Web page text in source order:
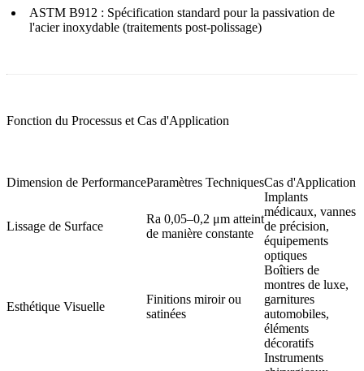
ASTM B912 : Spécification standard pour la passivation de
l'acier inoxydable (traitements post-polissage)
Fonction du Processus et Cas d'Application
Dimension de PerformanceParamètres TechniquesCas d'Application
Lissage de Surface
Ra 0,05–0,2 μm atteint
de manière constante
Implants
médicaux, vannes
de précision,
équipements
optiques
Esthétique Visuelle
Finitions miroir ou
satinées
Boîtiers de
montres de luxe,
garnitures
automobiles,
éléments
décoratifs
Instruments